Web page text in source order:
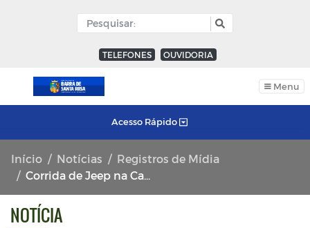
TELEFONES OUVIDORIA
Menu
Acesso Rápido
Início Notícias
Registros de Mídia
Corrida de Jeep na Caprifeira 2026 foi um Sucesso
NOTÍCIA